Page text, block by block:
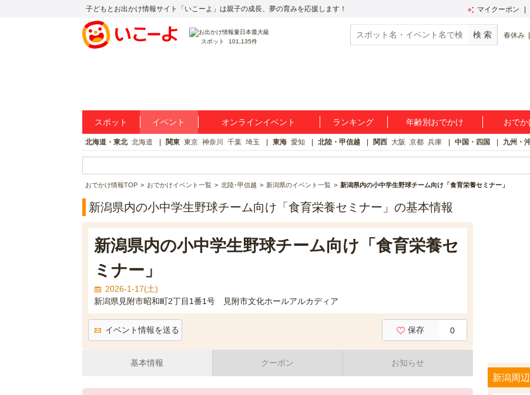
子どもとお出かけ情報サイト「いこーよ」は親子の成長、夢の育みを応援します！ マイクーポン
スポット 101,135件
春休み
スポット イベント オンラインイベント ランキング 年齢別おでかけ おで
北海道・東北 北海道 関東 東京 神奈川 千葉 埼玉 東海 愛知 北陸・甲信越 関西 大阪 京都 兵庫 中国・四国 九州・
おでかけ情報TOP おでかけイベント一覧 北陸･甲信越 新潟県のイベント一覧 新潟県内の小中学生野球チーム向け「食育栄養セミナー」
新潟県内の小中学生野球チーム向け「食育栄養セミナー」の基本情報
新潟県内の小中学生野球チーム向け「食育栄養セ
ミナー」
2026-1-17(土)
新潟県見附市昭和町2丁目1番1号 見附市文化ホールアルカディア
イベント情報を送る 保存 0
基本情報 クーポン お知らせ
新潟周